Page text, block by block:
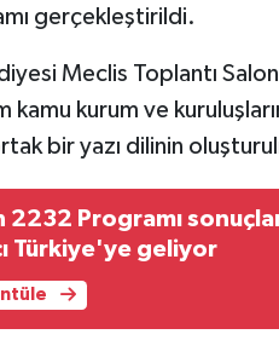
gerçekleştirildi.
Meclis Toplantı
kurum ve
bir yazı dilinin
2232 Programı
Türkiye'ye geliyor